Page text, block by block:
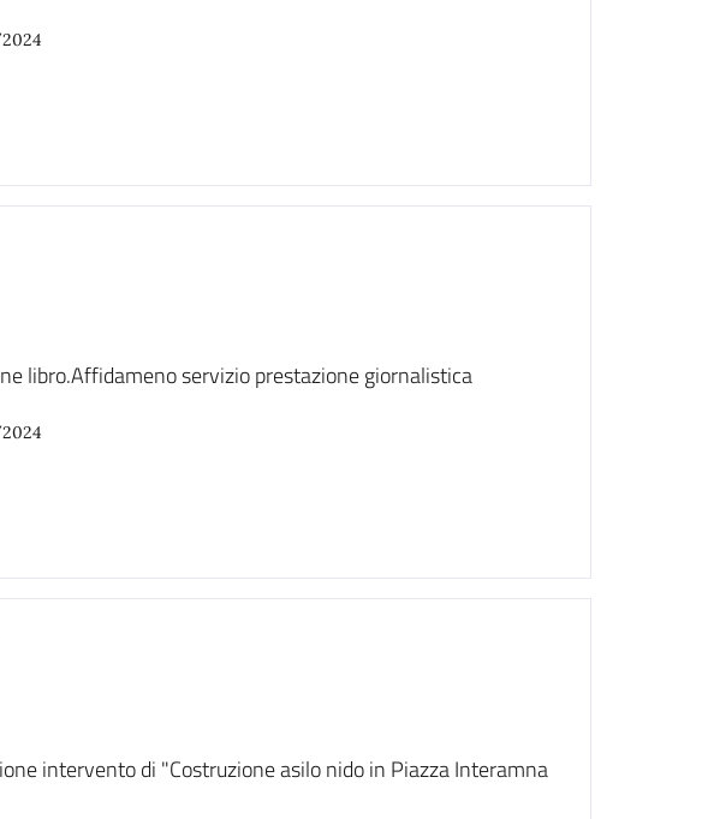
libro.Affidameno servizio prestazione giornalistica
intervento di "Costruzione asilo nido in Piazza Interamna